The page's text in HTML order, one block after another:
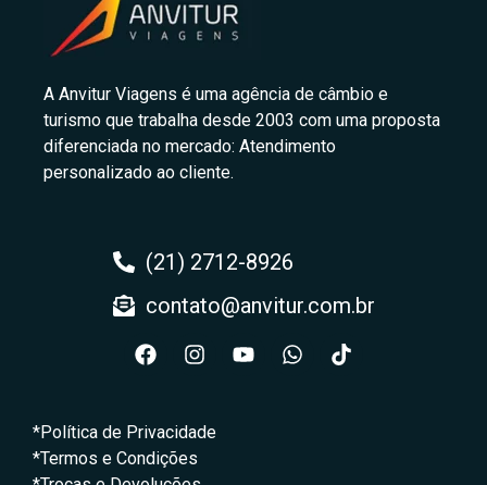
A Anvitur Viagens é uma agência de câmbio e
turismo que trabalha desde 2003 com uma proposta
diferenciada no mercado: Atendimento
personalizado ao cliente.
(21) 2712-8926
contato@anvitur.com.br
*Política de Privacidade
*Termos e Condições